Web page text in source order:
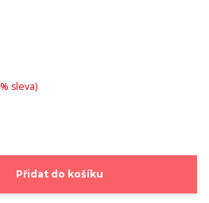
% sleva)
Přidat do košíku